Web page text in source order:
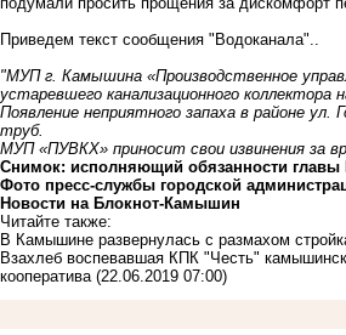
Приведем текст сообщения "Водоканала"..
"МУП г. Камышина «Производственное
устаревшего канализационного
Появление неприятного запаха в районе
труб.
МУП «ПУВКХ» приносит свои извинения за
Снимок: исполняющий обязанности
Фото пресс-службы городской
Новости на Блoкнoт-Камышин
Читайте также:
В Камышине развернулась с размахом
Взахлеб воспевавшая КПК "Честь"
кооператива (22.06.2019 07:00)